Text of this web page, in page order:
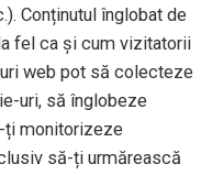
Conținutul înglobat de
fel ca și cum vizitatorii
web pot să colecteze
uri, să înglobeze
ți monitorizeze
să-ți urmărească